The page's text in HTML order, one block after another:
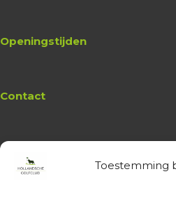
Toestemming
Openingstijden
Contact
Website Hollandsche Golfclub